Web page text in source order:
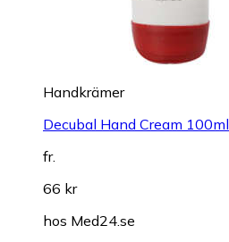
Handkrämer
Decubal Hand Cream 100ml
fr.
66 kr
hos Med24.se